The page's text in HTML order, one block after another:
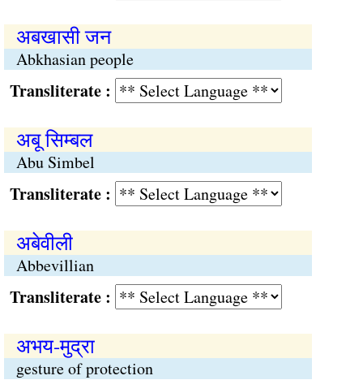
अबखासी जन
Abkhasian people
:
अबू सिम्बल
Abu Simbel
:
अबेवीली
Abbevillian
:
अभय-मुद्रा
gesture of protection